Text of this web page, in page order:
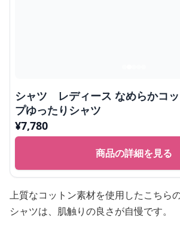
シャツ レディース なめらかコ
プゆったりシャツ
¥7,780
商品の詳細を見る
上質なコットン素材を使用したこちら
シャツは、肌触りの良さが自慢です。